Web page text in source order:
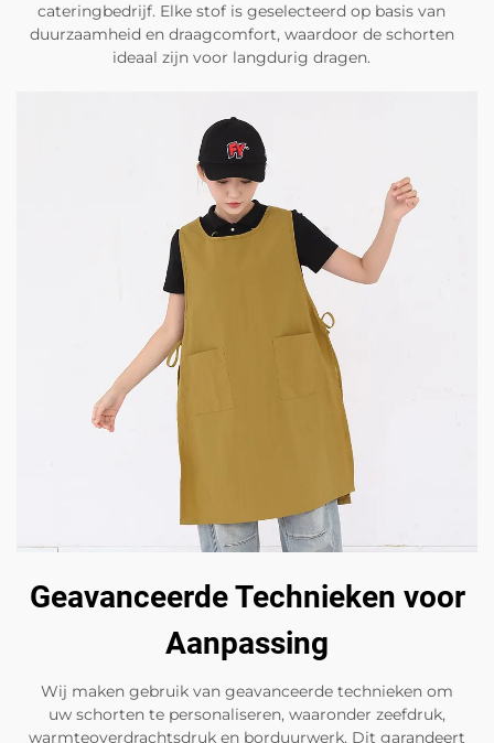
cateringbedrijf. Elke stof is geselecteerd op basis van
duurzaamheid en draagcomfort, waardoor de schorten
ideaal zijn voor langdurig dragen.
Geavanceerde Technieken voor
Aanpassing
Wij maken gebruik van geavanceerde technieken om
uw schorten te personaliseren, waaronder zeefdruk,
warmteoverdrachtsdruk en borduurwerk. Dit garandeert